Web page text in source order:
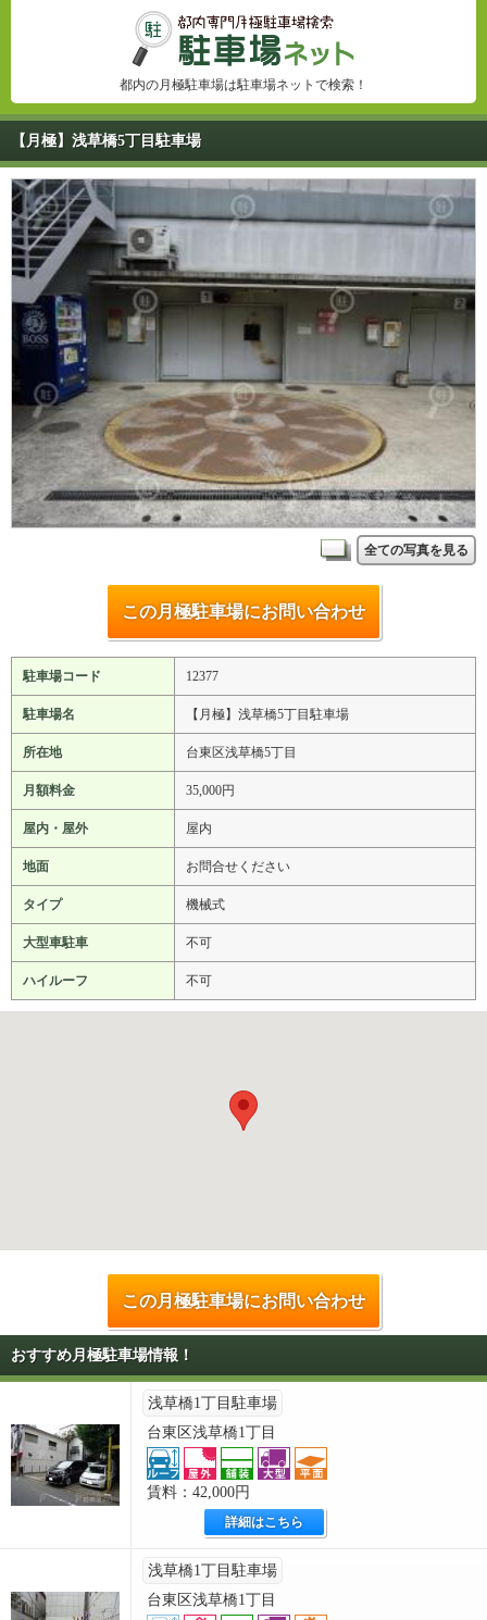
都内の月極駐車場は駐車場ネットで検索！
【月極】浅草橋5丁目駐車場
全ての写真を見る
この月極駐車場にお問い合わせ
駐車場コード 12377
駐車場名 【月極】浅草橋5丁目駐車場
所在地 台東区浅草橋5丁目
月額料金 35,000円
屋内・屋外 屋内
地面 お問合せください
タイプ 機械式
大型車駐車 不可
ハイルーフ 不可
この月極駐車場にお問い合わせ
おすすめ月極駐車場情報！
浅草橋1丁目駐車場
台東区浅草橋1丁目
賃料：42,000円
詳細はこちら
浅草橋1丁目駐車場
台東区浅草橋1丁目